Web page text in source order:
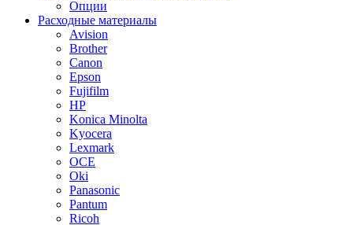
Опции
Расходные материалы
Avision
Brother
Canon
Epson
Fujifilm
HP
Konica Minolta
Kyocera
Lexmark
OCE
Oki
Panasonic
Pantum
Ricoh